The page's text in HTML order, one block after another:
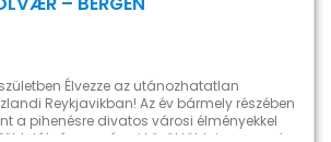
Élvezze az utánozhatatlan
Reykjavikban! Az év bármely részében
a pihenésre divatos városi élményekkel